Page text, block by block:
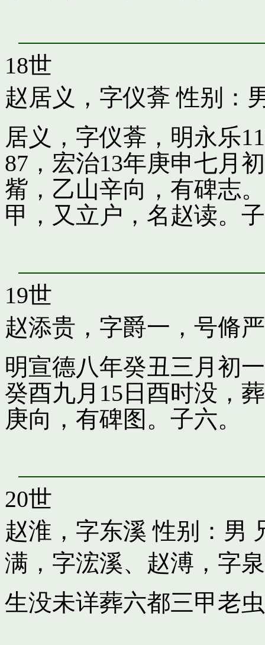
18世
赵居义，字仪葊 性别：
居义，字仪葊，明永乐
87，宏治13年庚申七月
觜，乙山辛向，有碑志
甲，又立户，名赵读。
19世
赵添贵，字爵一，号脩严
明宣德八年癸丑三月初
癸酉九月15日酉时没，
庚向，有碑图。子六。
20世
赵淮，字东溪 性别：男
满，字浤溪、 赵溥，字
生没未详葬六都三甲老